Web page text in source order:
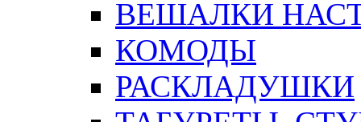
ВЕШАЛКИ
КОМОДЫ
РАСКЛАДУШКИ